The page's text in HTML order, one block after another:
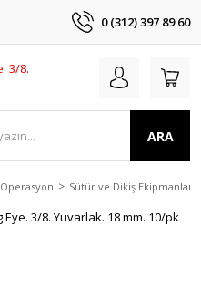
0 (312) 397 89 60
ARA
Operasyon Sütür ve Dikiş Ekipmanları